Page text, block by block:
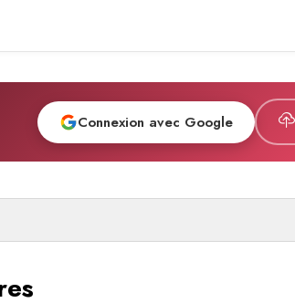
Connexion avec Google